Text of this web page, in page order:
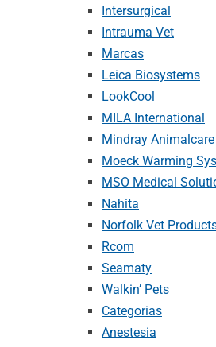
Intersurgical
Intrauma Vet
Marcas
Leica Biosystems
LookCool
MILA International
Mindray Animalcare
Moeck Warming
MSO Medical
Nahita
Norfolk Vet
Rcom
Seamaty
Walkin’ Pets
Categorias
Anestesia